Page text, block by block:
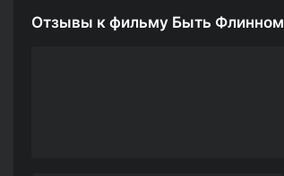
Отзывы к фильму Быть Флинном